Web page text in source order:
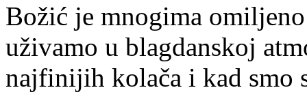
Božić je mnogima
uživamo u blagdanskoj
najfinijih kolača i kad smo